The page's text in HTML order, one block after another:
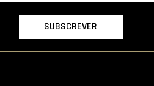
SUBSCREVER